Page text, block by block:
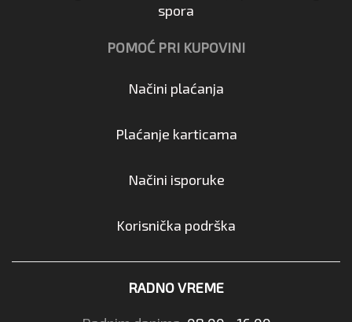
spora
POMOĆ PRI KUPOVINI
Načini plaćanja
Plaćanje karticama
Načini isporuke
Korisnička podrška
RADNO VREME